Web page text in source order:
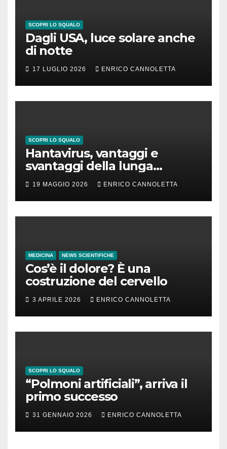
SCOPRI LO SQUALO
Dagli USA, luce solare anche
di notte
17 LUGLIO 2026 ENRICO CANNOLETTA
SCOPRI LO SQUALO
Hantavirus, vantaggi e
svantaggi della lunga
incubazione
19 MAGGIO 2026 ENRICO CANNOLETTA
MEDICINA NEWS SCIENTIFICHE
Cos’è il dolore? È una
costruzione del cervello
3 APRILE 2026 ENRICO CANNOLETTA
SCOPRI LO SQUALO
“Polmoni artificiali”, arriva il
primo successo
31 GENNAIO 2026 ENRICO CANNOLETTA